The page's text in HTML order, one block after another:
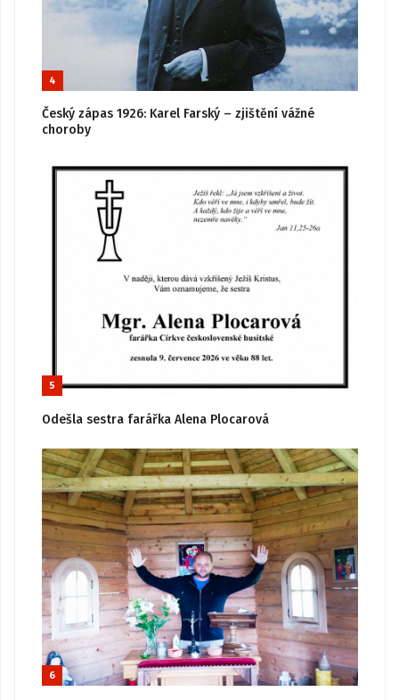
4
Český zápas 1926: Karel Farský – zjištění vážné
choroby
5
Odešla sestra farářka Alena Plocarová
6